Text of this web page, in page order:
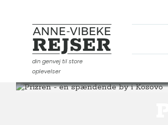
Anne-Vibeke Rejser
din genvej til store
oplevelser
Destinationer